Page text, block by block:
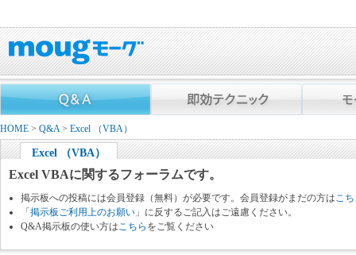
HOME > Q&A> Excel （VBA）
Excel （VBA）
Excel VBAに関するフォーラムです。
掲示板への投稿には会員登録（無料）が必要です。会員登録がまだの方は こ
「掲示板ご利用上のお願い 」に反するご記入はご遠慮ください。
Q&A掲示板の使い方は こちら をご覧ください